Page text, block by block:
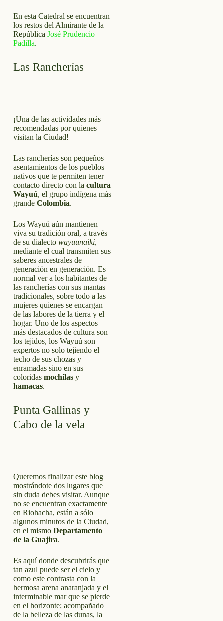
En esta Catedral se encuentran
los restos del Almirante de la
República José Prudencio
Padilla.
Las Rancherías
¡Una de las actividades más
recomendadas por quienes
visitan la Ciudad!
Las rancherías son pequeños
asentamientos de los pueblos
nativos que te permiten tener
contacto directo con la cultura
Wayuú, el grupo indígena más
grande Colombia.
Los Wayuú aún mantienen
viva su tradición oral, a través
de su dialecto wayuunaiki,
mediante el cual transmiten sus
saberes ancestrales de
generación en generación. Es
normal ver a los habitantes de
las rancherías con sus mantas
tradicionales, sobre todo a las
mujeres quienes se encargan
de las labores de la tierra y el
hogar. Uno de los aspectos
más destacados de cultura son
los tejidos, los Wayuú son
expertos no solo tejiendo el
techo de sus chozas y
enramadas sino en sus
coloridas mochilasy
hamacas.
Punta Gallinas y
Cabo de la vela
Queremos finalizar este blog
mostrándote dos lugares que
sin duda debes visitar. Aunque
no se encuentran exactamente
en Riohacha, están a sólo
algunos minutos de la Ciudad,
en el mismo Departamento
de la Guajira.
Es aquí donde descubrirás que
tan azul puede ser el cielo y
como este contrasta con la
hermosa arena anaranjada y el
interminable mar que se pierde
en el horizonte; acompañado
de la belleza de las dunas, la